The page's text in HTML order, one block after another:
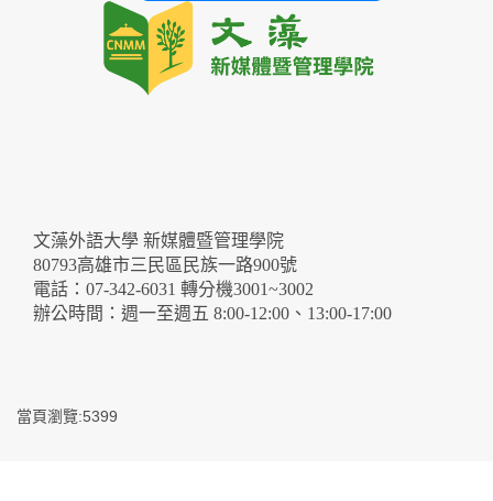
文藻外語大學 新媒體暨管理學院
80793高雄市三民區民族一路900號
電話：07-342-6031 轉分機3001~3002
辦公時間：週一至週五 8:00-12:00、13:00-17:00
當頁瀏覽:5399